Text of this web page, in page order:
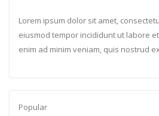
Lorem ipsum dolor sit amet,
eiusmod tempor incididunt ut labore
enim ad minim veniam, quis nostrud
Popular